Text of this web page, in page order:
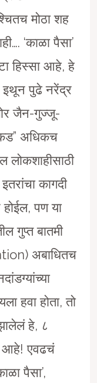
मोठा शह
‘काळा पैसा’
हिस्सा आहे, हे
इथून पुढे नरेंद्र
जैन-गुज्जू-
अधिकच
लोकशाहीसाठी
कागदी
होईल, पण या
गुप्त बातमी
अबाधितच
हवा होता, तो
हे, ८
आहे! एवढचं
पैसा’,